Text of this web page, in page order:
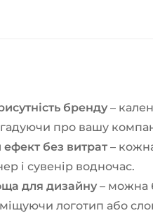
бренду–
про вашу
без витрат –
і сувенір водночас.
для дизайну– можна
логотип або